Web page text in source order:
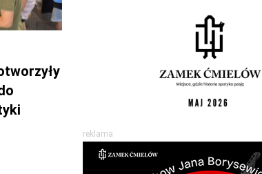
reklama